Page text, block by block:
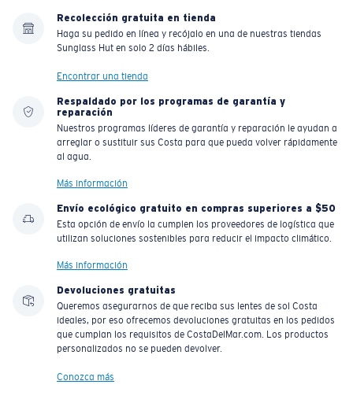
Recolección gratuita en tienda
Haga su pedido en línea y recójalo en una de nuestras tiendas
Sunglass Hut en solo 2 días hábiles.
Encontrar una tienda
Respaldado por los programas de garantía y
reparación
Nuestros programas líderes de garantía y reparación le ayudan a
arreglar o sustituir sus Costa para que pueda volver rápidamente
al agua.
Más información
Envío ecológico gratuito en compras superiores a $50
Esta opción de envío la cumplen los proveedores de logística que
utilizan soluciones sostenibles para reducir el impacto climático.
Más información
Devoluciones gratuitas
Queremos asegurarnos de que reciba sus lentes de sol Costa
ideales, por eso ofrecemos devoluciones gratuitas en los pedidos
que cumplan los requisitos de CostaDelMar.com. Los productos
personalizados no se pueden devolver.
Conozca más